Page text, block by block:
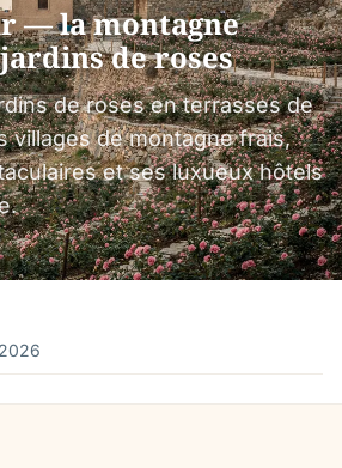
— la montagne
de roses
de roses en terrasses de
villages de montagne frais,
et ses luxueux hôtels